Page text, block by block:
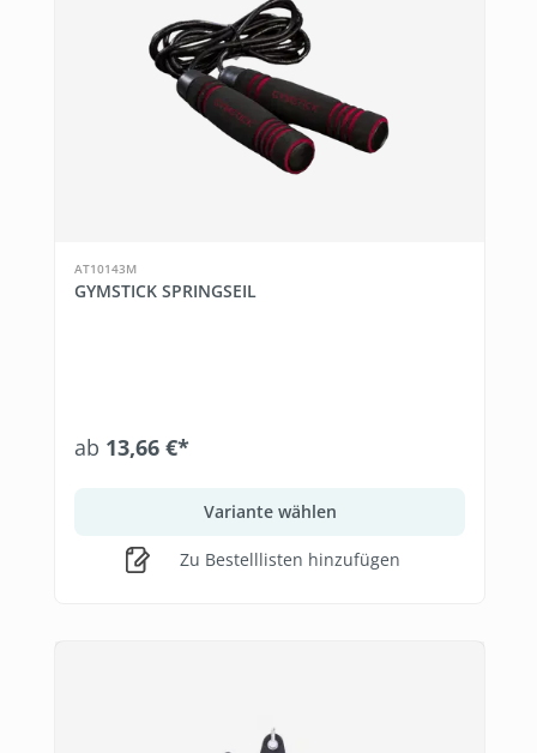
AT10143M
GYMSTICK SPRINGSEIL
ab 13,66 €*
Variante wählen
Zu Bestelllisten hinzufügen